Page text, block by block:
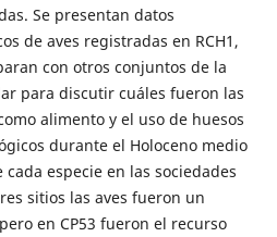
Se presentan datos
de aves registradas en RCH1,
con otros conjuntos de la
para discutir cuáles fueron las
alimento y el uso de huesos
durante el Holoceno medio
especie en las sociedades
sitios las aves fueron un
en CP53 fueron el recurso